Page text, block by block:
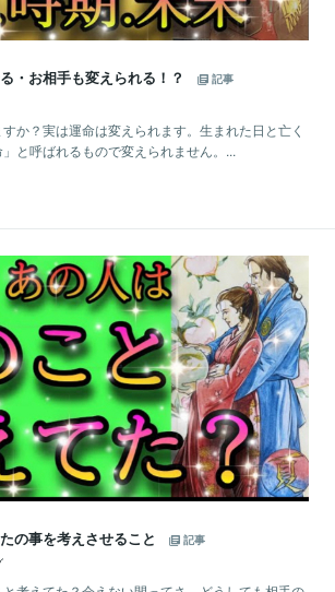
・お相手も変えられる！？
記事
か？実は運命は変えられます。生まれた日と亡く
と呼ばれるもので変えられません。...
の事を考えさせること
記事